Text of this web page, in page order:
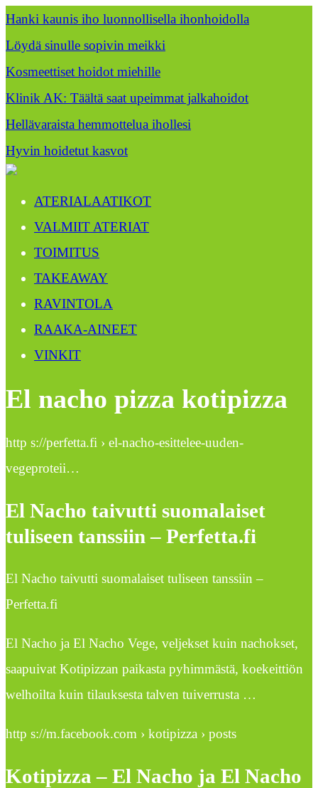
Hanki kaunis iho luonnollisella ihonhoidolla
Löydä sinulle sopivin meikki
Kosmeettiset hoidot miehille
Klinik AK: Täältä saat upeimmat jalkahoidot
Hellävaraista hemmottelua ihollesi
Hyvin hoidetut kasvot
ATERIALAATIKOT
VALMIIT ATERIAT
TOIMITUS
TAKEAWAY
RAVINTOLA
RAAKA-AINEET
VINKIT
El nacho pizza kotipizza
http s://perfetta.fi › el-nacho-esittelee-uuden-
vegeproteii…
El Nacho taivutti suomalaiset
tuliseen tanssiin – Perfetta.fi
El Nacho taivutti suomalaiset tuliseen tanssiin –
Perfetta.fi
El Nacho ja El Nacho Vege, veljekset kuin nachokset,
saapuivat Kotipizzan paikasta pyhimmästä, koekeittiön
welhoilta kuin tilauksesta talven tuiverrusta …
http s://m.facebook.com › kotipizza › posts
Kotipizza – El Nacho ja El Nacho